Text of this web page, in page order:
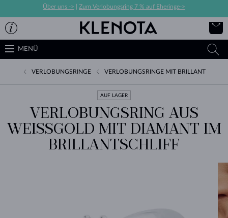
Über uns -> Zum Verlobungsring 7 % auf Eheringe->
MENÜ
VERLOBUNGSRINGE VERLOBUNGSRINGE MIT BRILLANT
AUF LAGER
VERLOBUNGSRING AUS
WEISSGOLD MIT DIAMANT IM B
RILLANTSCHLIFF